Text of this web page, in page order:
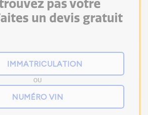
pas votre
un devis gratuit
OU